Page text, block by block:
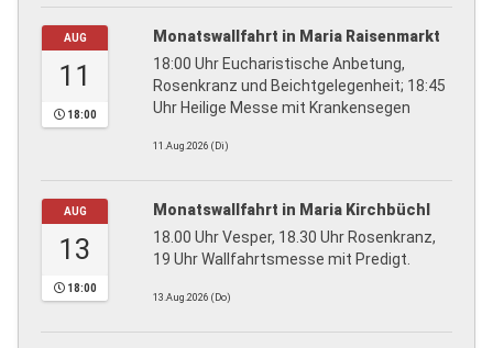
AUG
11
18:00
Monatswallfahrt in Maria Raisenmarkt
18:00 Uhr Eucharistische Anbetung,
Rosenkranz und Beichtgelegenheit; 18:45
Uhr Heilige Messe mit Krankensegen
11.Aug.2026 (Di)
AUG
13
18:00
Monatswallfahrt in Maria Kirchbüchl
18.00 Uhr Vesper, 18.30 Uhr Rosenkranz,
19 Uhr Wallfahrtsmesse mit Predigt.
13.Aug.2026 (Do)